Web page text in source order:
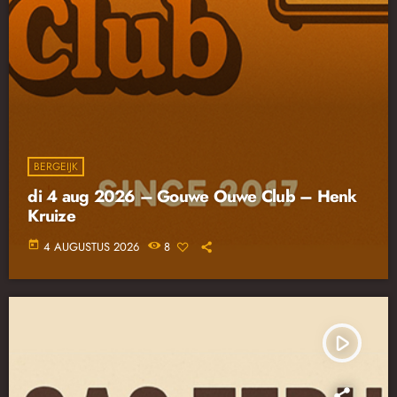
BERGEIJK
di 4 aug 2026 – Gouwe Ouwe Club – Henk
Kruize
today 4 AUGUSTUS 2026 8
play_arrow